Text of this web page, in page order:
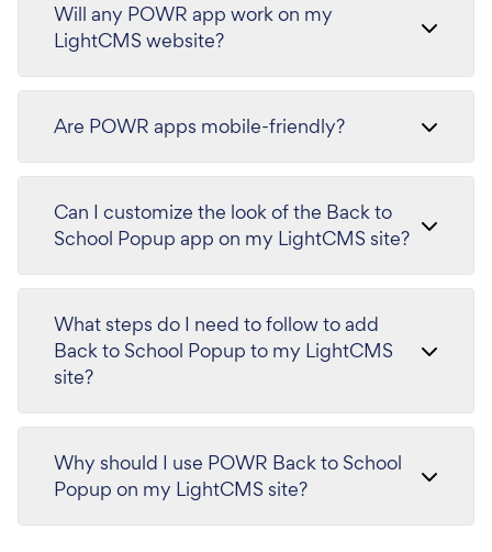
Will any POWR app work on my
LightCMS website?
Are POWR apps mobile-friendly?
Can I customize the look of the Back to
School Popup app on my LightCMS site?
What steps do I need to follow to add
Back to School Popup to my LightCMS
site?
Why should I use POWR Back to School
Popup on my LightCMS site?